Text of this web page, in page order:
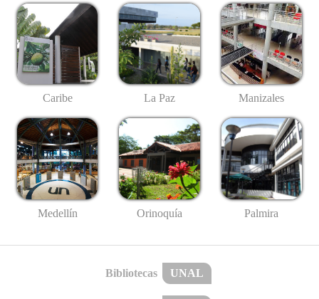
Caribe La Paz Manizales
Medellín Orinoquía Palmira
Bibliotecas UNAL